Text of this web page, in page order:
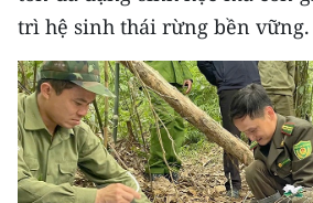
ĐỌC BÁO IN
ENGLISH
中文
trì hệ sinh thái rừng bền vững.